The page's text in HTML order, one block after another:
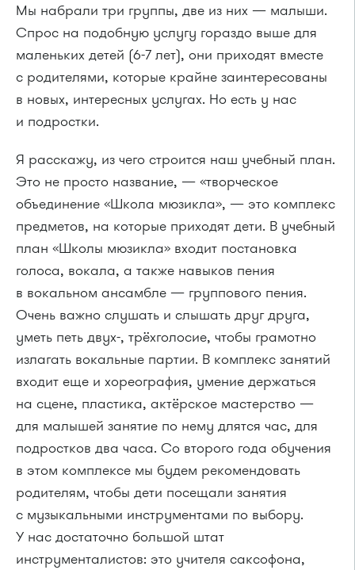
Мы набрали три группы, две из них — малыши.
Спрос на подобную услугу гораздо выше для
маленьких детей (6-7 лет), они приходят вместе
с родителями, которые крайне заинтересованы
в новых, интересных услугах. Но есть у нас
и подростки.
Я расскажу, из чего строится наш учебный план.
Это не просто название, — «творческое
объединение «Школа мюзикла», — это комплекс
предметов, на которые приходят дети. В учебный
план «Школы мюзикла» входит постановка
голоса, вокала, а также навыков пения
в вокальном ансамбле — группового пения.
Очень важно слушать и слышать друг друга,
уметь петь двух-, трёхголосие, чтобы грамотно
излагать вокальные партии. В комплекс занятий
входит еще и хореография, умение держаться
на сцене, пластика, актёрское мастерство —
для малышей занятие по нему длятся час, для
подростков два часа. Со второго года обучения
в этом комплексе мы будем рекомендовать
родителям, чтобы дети посещали занятия
с музыкальными инструментами по выбору.
У нас достаточно большой штат
инструменталистов: это учителя саксофона,